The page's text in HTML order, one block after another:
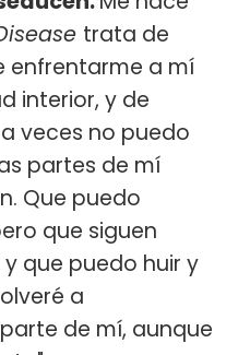
trata de
enfrentarme a mí
interior, y de
veces no puedo
partes de mí
Que puedo
que siguen
que puedo huir y
a
de mí, aunque